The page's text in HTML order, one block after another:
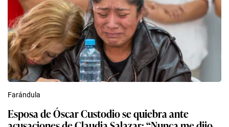
Farándula
Esposa de Óscar Custodio se quiebra ante